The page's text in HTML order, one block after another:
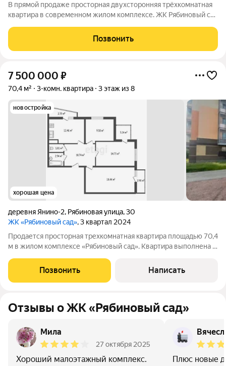
В прямой продаже просторная двухсторонняя трёхкомнатная
квартира в современном жилом комплексе. ЖК Рябиновый caд
Янино-2 (Колтушская городская агломерация). Удобная
транспортная доступность -
Позвонить
7 500 000 ₽
70,4 м² 3-комн. квартира 3 этаж из 8
новостройка
хорошая цена
деревня Янино-2, Рябиновая улица,30
ЖК «Рябиновый сад», 3 квартал 2024
Продается просторная трехкомнатная квартира площадью 70,4
м в жилом комплексе «Рябиновый сад». Квартира выполнена в
индивидуальный дизайн-проект. Планировка включает три
изолированные комнаты
Позвонить Написать
Отзывы о ЖК «Рябиновый сад»
Мила
27 октября 2025
Хороший малоэтажный комплекс.
Плюс новые